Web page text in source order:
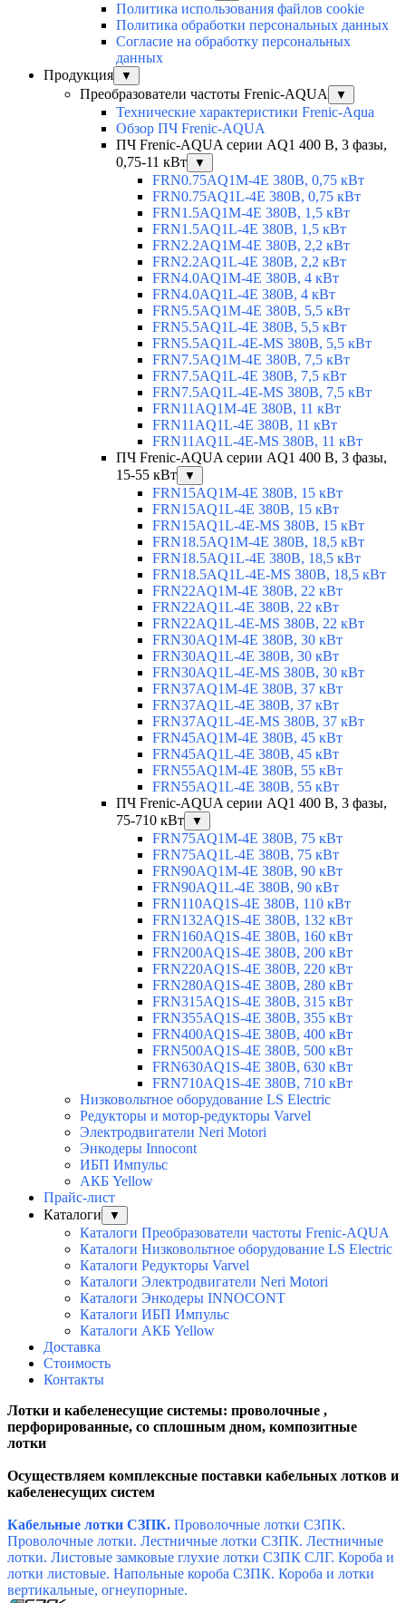
Политика использования файлов cookie
Политика обработки персональных данных
Согласие на обработку персональных
данных
Продукция
▼
Преобразователи частоты Frenic-AQUA ▼
Технические характеристики Frenic-Aqua
Обзор ПЧ Frenic-AQUA
ПЧ Frenic-AQUA серии AQ1 400 В, 3 фазы,
0,75-11 кВт
▼
FRN0.75AQ1M-4E 380В, 0,75 кВт
FRN0.75AQ1L-4E 380В, 0,75 кВт
FRN1.5AQ1M-4E 380В, 1,5 кВт
FRN1.5AQ1L-4E 380В, 1,5 кВт
FRN2.2AQ1M-4E 380В, 2,2 кВт
FRN2.2AQ1L-4E 380В, 2,2 кВт
FRN4.0AQ1M-4E 380В, 4 кВт
FRN4.0AQ1L-4E 380В, 4 кВт
FRN5.5AQ1M-4E 380В, 5,5 кВт
FRN5.5AQ1L-4E 380В, 5,5 кВт
FRN5.5AQ1L-4E-MS 380В, 5,5 кВт
FRN7.5AQ1M-4E 380В, 7,5 кВт
FRN7.5AQ1L-4E 380В, 7,5 кВт
FRN7.5AQ1L-4E-MS 380В, 7,5 кВт
FRN11AQ1M-4E 380В, 11 кВт
FRN11AQ1L-4E 380В, 11 кВт
FRN11AQ1L-4E-MS 380В, 11 кВт
ПЧ Frenic-AQUA серии AQ1 400 В, 3 фазы,
15-55 кВт
▼
FRN15AQ1M-4E 380В, 15 кВт
FRN15AQ1L-4E 380В, 15 кВт
FRN15AQ1L-4E-MS 380В, 15 кВт
FRN18.5AQ1M-4E 380В, 18,5 кВт
FRN18.5AQ1L-4E 380В, 18,5 кВт
FRN18.5AQ1L-4E-MS 380В, 18,5 кВт
FRN22AQ1M-4E 380В, 22 кВт
FRN22AQ1L-4E 380В, 22 кВт
FRN22AQ1L-4E-MS 380В, 22 кВт
FRN30AQ1M-4E 380В, 30 кВт
FRN30AQ1L-4E 380В, 30 кВт
FRN30AQ1L-4E-MS 380В, 30 кВт
FRN37AQ1M-4E 380В, 37 кВт
FRN37AQ1L-4E 380В, 37 кВт
FRN37AQ1L-4E-MS 380В, 37 кВт
FRN45AQ1M-4E 380В, 45 кВт
FRN45AQ1L-4E 380В, 45 кВт
FRN55AQ1M-4E 380В, 55 кВт
FRN55AQ1L-4E 380В, 55 кВт
ПЧ Frenic-AQUA серии AQ1 400 В, 3 фазы,
75-710 кВт
▼
FRN75AQ1M-4E 380В, 75 кВт
FRN75AQ1L-4E 380В, 75 кВт
FRN90AQ1M-4E 380В, 90 кВт
FRN90AQ1L-4E 380В, 90 кВт
FRN110AQ1S-4E 380В, 110 кВт
FRN132AQ1S-4E 380В, 132 кВт
FRN160AQ1S-4E 380В, 160 кВт
FRN200AQ1S-4E 380В, 200 кВт
FRN220AQ1S-4E 380В, 220 кВт
FRN280AQ1S-4E 380В, 280 кВт
FRN315AQ1S-4E 380В, 315 кВт
FRN355AQ1S-4E 380В, 355 кВт
FRN400AQ1S-4E 380В, 400 кВт
FRN500AQ1S-4E 380В, 500 кВт
FRN630AQ1S-4E 380В, 630 кВт
FRN710AQ1S-4E 380В, 710 кВт
Низковольтное оборудование LS Electric
Редукторы и мотор-редукторы Varvel
Электродвигатели Neri Motori
Энкодеры Innocont
ИБП Импульс
АКБ Yellow
Прайс-лист
Каталоги
▼
Каталоги Преобразователи частоты Frenic-AQUA
Каталоги Низковольтное оборудование LS Electric
Каталоги Редукторы Varvel
Каталоги Электродвигатели Neri Motori
Каталоги Энкодеры INNOCONT
Каталоги ИБП Импульс
Каталоги АКБ Yellow
Доставка
Стоимость
Контакты
Лотки и кабеленесущие системы: проволочные ,
перфорированные, со сплошным дном, композитные
лотки
Осуществляем комплексные поставки кабельных лотков и
кабеленесущих систем
Кабельные лотки СЗПК. Проволочные лотки СЗПК.
Проволочные лотки. Лестничные лотки СЗПК. Лестничные
лотки. Листовые замковые глухие лотки СЗПК СЛГ. Короба и
лотки листовые. Напольные короба СЗПК. Короба и лотки
вертикальные, огнеупорные.